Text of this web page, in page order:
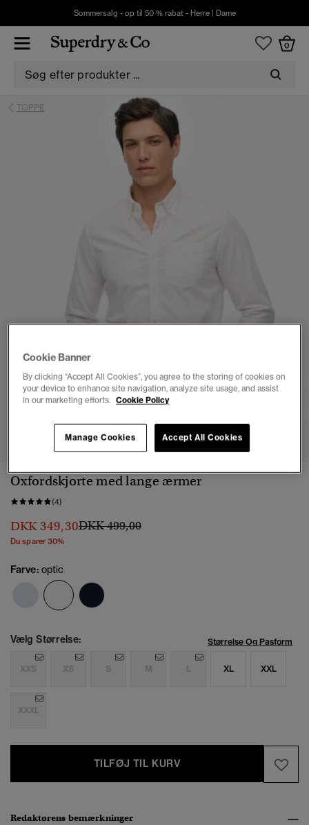
Sommersalg - op til 50 % rabat - Herre| Dame
0
TOPPE
1 2 3 4 5
Oxfordskjorte med lange ærmer
(4)
DKK 349,30Pris nedsat fra
DKK 499,00til
Du sparer 30%
Farve: optic
valgt
Vælg Størrelse: Størrelse Og Pasform
XXS XS S M L XL XXL
XXXL
TILFØJ TIL KURV
Redaktørens bemærkninger
Cookie Banner
By clicking “Accept All Cookies”, you agree to the storing of cookies on
your device to enhance site navigation, analyze site usage, and assist
in our marketing efforts. Cookie Policy
Accept All Cookies
Manage Cookies